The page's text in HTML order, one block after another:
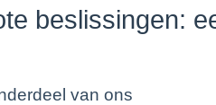
beslissingen:
van ons